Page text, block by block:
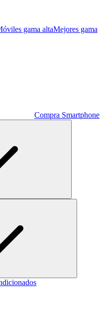
gama altaMejores gama
Compra Smartphone